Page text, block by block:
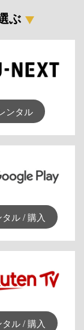
ぶ
ンタル
タル / 購入
タル / 購入